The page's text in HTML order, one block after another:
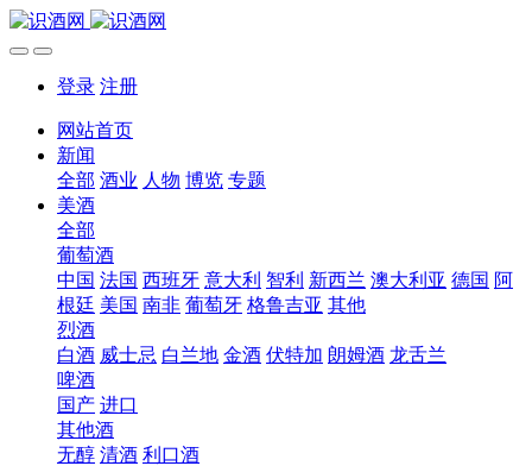
登录 注册
网站首页
新闻
全部 酒业 人物 博览 专题
美酒
全部
葡萄酒
中国 法国 西班牙 意大利 智利 新西兰 澳大利亚 德国 阿
根廷 美国 南非 葡萄牙 格鲁吉亚 其他
烈酒
白酒 威士忌 白兰地 金酒 伏特加 朗姆酒 龙舌兰
啤酒
国产 进口
其他酒
无醇 清酒 利口酒